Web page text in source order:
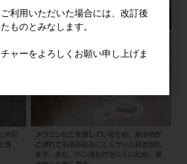
利用いただいた場合には、改訂後
ものとみなします。
ャーをよろしくお願い申し上げま